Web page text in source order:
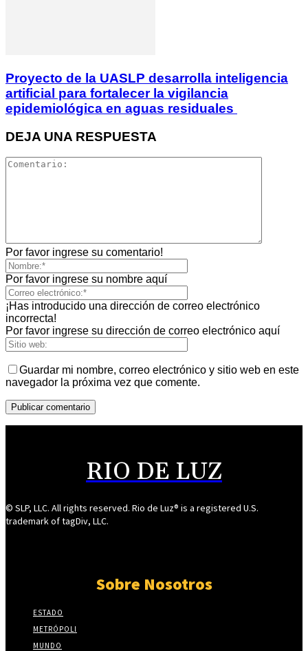
Proyecto de la UASLP desarrolla inteligencia
artificial para fortalecer la vigilancia
epidemiológica en aguas residuales
DEJA UNA RESPUESTA
Por favor ingrese su comentario!
Por favor ingrese su nombre aquí
¡Has introducido una dirección de correo electrónico
incorrecta!
Por favor ingrese su dirección de correo electrónico aquí
Guardar mi nombre, correo electrónico y sitio web en este
navegador la próxima vez que comente.
RIO DE LUZ
© SLP, LLC. All rights reserved. Rio de Luz® is a registered U.S.
trademark of tagDiv, LLC.
Sobre Nosotros
ESTADO
METRÓPOLI
MUNDO